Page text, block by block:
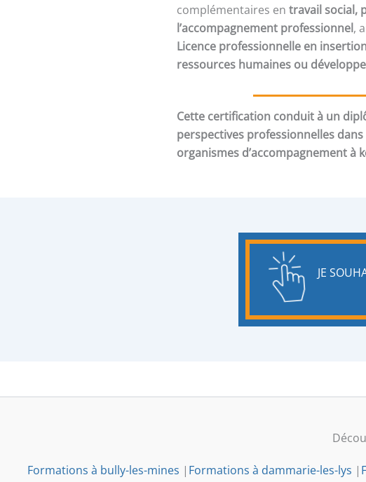
complémentaires entravail social,
l’accompagnement professionnel,
Licence professionnelle en insertion
ressources humaines ou
Cette certification conduit à un
perspectives professionnelles
organismes d’accompagnement à
JE
Formations à bully-les-mines | Formations à dammarie-les-lys |